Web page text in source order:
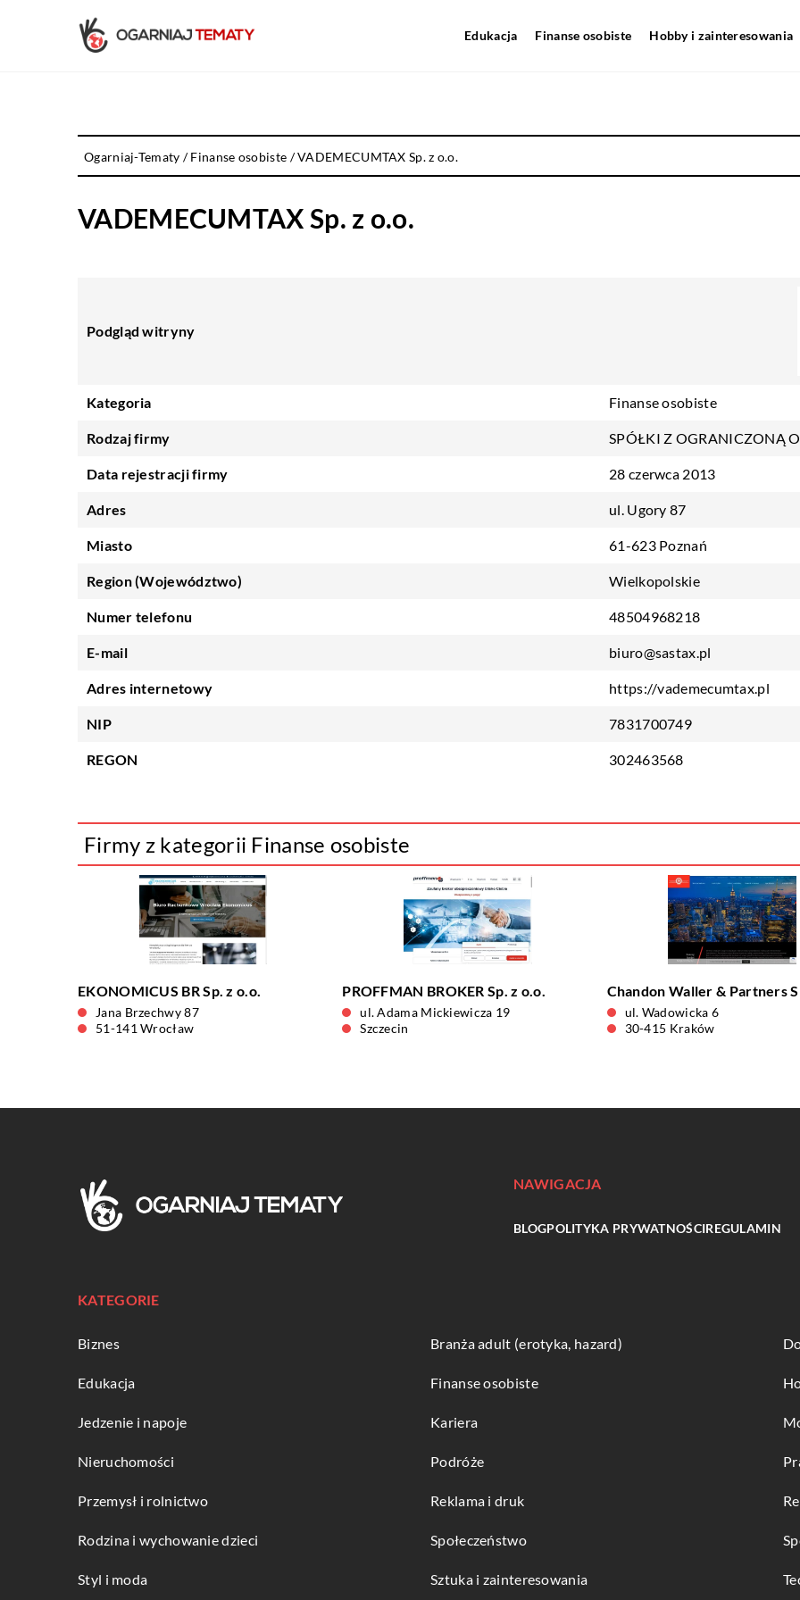
Edukacja Finanse osobiste Hobby i zainteresowania
Ogarniaj-Tematy /Finanse osobiste /VADEMECUMTAX Sp. z o.o.
VADEMECUMTAX Sp. z o.o.
Podgląd witryny
Kategoria Finanse osobiste
Rodzaj firmy SPÓŁKI Z OGRANICZONĄ
Data rejestracji firmy 28 czerwca 2013
Adres ul. Ugory 87
Miasto 61-623 Poznań
Region (Województwo) Wielkopolskie
Numer telefonu 48504968218
E-mail biuro@sastax.pl
Adres internetowy https://vademecumtax.pl
NIP 7831700749
REGON 302463568
Firmy z kategorii Finanse osobiste
EKONOMICUS BR Sp. z o.o.
Jana Brzechwy 87
51-141 Wrocław
PROFFMAN BROKER Sp. z o.o.
ul. Adama Mickiewicza 19
Szczecin
Chandon Waller & Partners
ul. Wadowicka 6
30-415 Kraków
NAWIGACJA
BLOGPOLITYKA PRYWATNOŚCIREGULAMIN
KATEGORIE
Biznes Branża adult (erotyka, hazard)
Edukacja Finanse osobiste
Jedzenie i napoje Kariera
Nieruchomości Podróże
Przemysł i rolnictwo Reklama i druk
Rodzina i wychowanie dzieci Społeczeństwo
Styl i moda Sztuka i zainteresowania